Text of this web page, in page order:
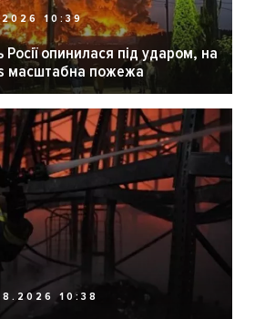
10:39
опинилася під ударом, на
масштабна пожежа
10:38